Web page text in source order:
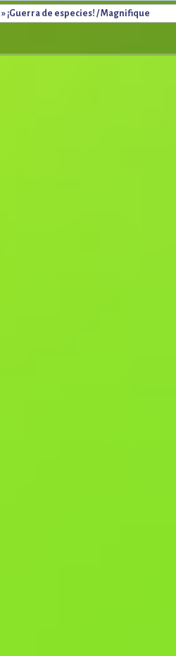
» ¡Guerra de especies! / Magnifique